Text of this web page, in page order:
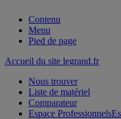
Contenu
Menu
Pied de page
Accueil du site legrand.fr
Nous trouver
Liste de matériel
Comparateur
Espace Professionnels